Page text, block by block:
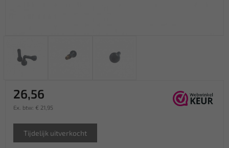
26,56
Ex. btw: € 21,95
Tijdelijk uitverkocht